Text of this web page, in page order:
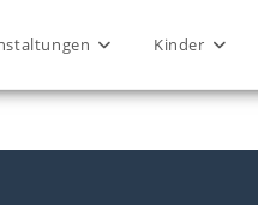
Kinder